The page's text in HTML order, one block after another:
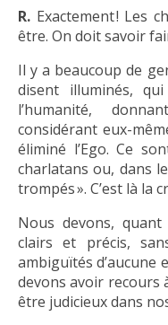
R. Exactement ! Les
être. On doit savoir
Il y a beaucoup de
disent illuminés,
l’humanité,
considérant eux-
éliminé l’Ego. Ce
charlatans ou, dans
trompés ». C’est là la
Nous devons,
clairs et précis,
ambiguïtés d’aucune
devons avoir recours
être judicieux dans